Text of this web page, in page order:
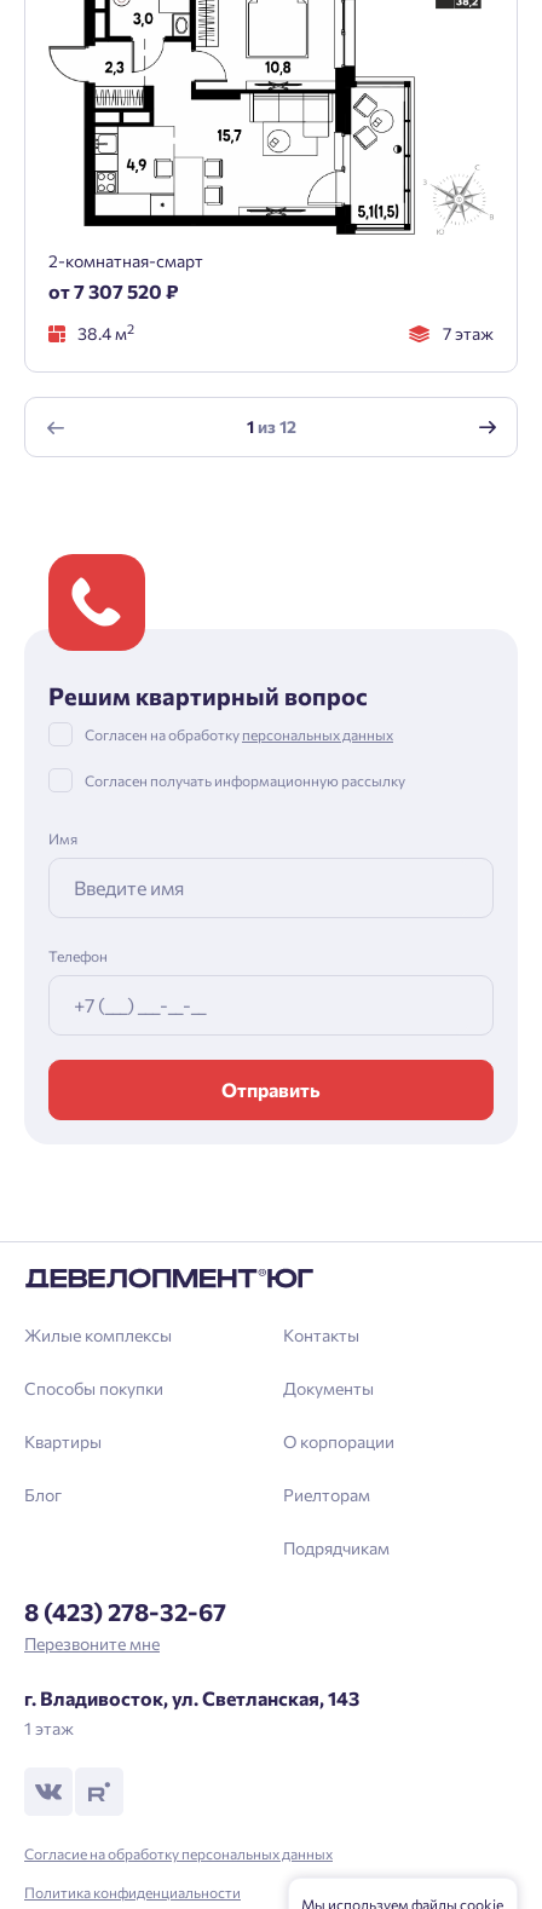
2-комнатная-смарт
от 7 307 520 ₽
38.4 м2 7 этаж
1из12
Решим квартирный вопрос
Согласен на обработку персональных данных
Согласен получать информационную рассылку
Имя
Телефон
Отправить
Жилые комплексы
Способы покупки
Квартиры
Блог
Контакты
Документы
О корпорации
Риелторам
Подрядчикам
8 (423) 278-32-67
Перезвоните мне
г. Владивосток, ул. Светланская, 143
1 этаж
Согласие на обработку персональных данных
Политика конфиденциальности
Мы используем файлы cookie